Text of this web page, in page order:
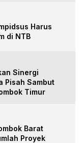
Harus
di NTB
Sinergi
Pisah Sambut
Timur
Barat
Proyek